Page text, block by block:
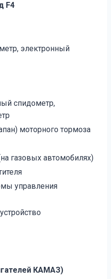
F4
электронный
спидометр,
моторного тормоза
газовых автомобилях)
управления
КАМАЗ)